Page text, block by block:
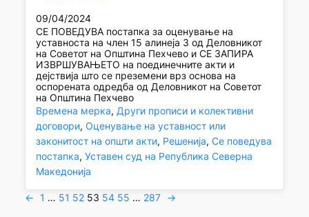
09/04/2024
СЕ ПОВЕДУВА постапка за оценување на
уставноста на член 15 алинеја 3 од Деловникот
на Советот на Општина Пехчево и СЕ ЗАПИРА
ИЗВРШУВАЊЕТО на поединечните акти и
дејствија што се преземени врз основа на
оспорената одредба од Деловникот на Советот
на Општина Пехчево
Времена мерка, Други прописи и колективни
договори, Оценување на уставност или
законитост на општи акти, Решенија, Се поведува
постапка, Уставен суд на Република Северна
Македонија
← 1 … 51 52 53 54 55 … 287 →